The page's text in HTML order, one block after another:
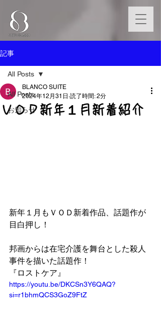
記事
All Posts
お知らせ
All Posts
ＶＯＤ新年１月新着紹介
BLANCO SUITE
2024年12月31日 読了時間: 2分
新年１月もＶＯＤ新着作品、話題作が
目白押し！
邦画からは在宅介護を舞台とした殺人
事件を描いた話題作！
『ロストケア』
https://youtu.be/DKCSn3Y6QAQ?
si=r1bhmQCS3GoZ9FtZ